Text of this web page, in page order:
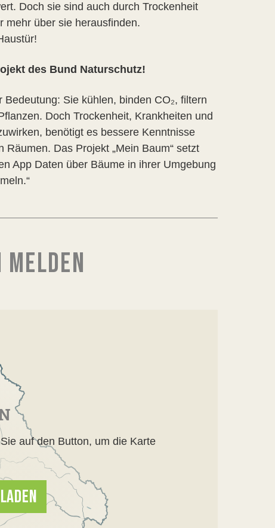
Doch sie sind auch durch Trockenheit
mehr über sie herausfinden.
des Bund Naturschutz!
Sie kühlen, binden CO₂, filtern
Doch Trockenheit, Krankheiten und
benötigt es bessere Kenntnisse
Das Projekt „Mein Baum“ setzt
App Daten über Bäume in ihrer Umgebung
auf den Button, um die Karte